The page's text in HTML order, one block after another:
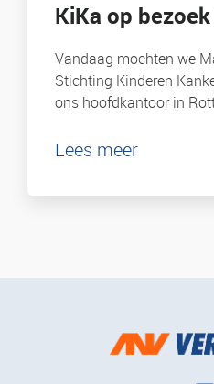
KiKa op
Vandaag mochten we
Stichting Kinderen
ons hoofdkantoor in
Lees meer